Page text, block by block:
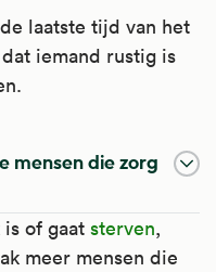
laatste tijd van het
iemand rustig is
mensen die zorg
of gaat sterven,
meer mensen die